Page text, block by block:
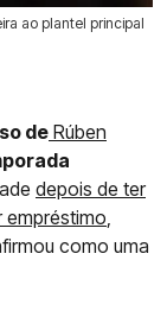
ao plantel principal
de Rúben
depois de ter
como uma